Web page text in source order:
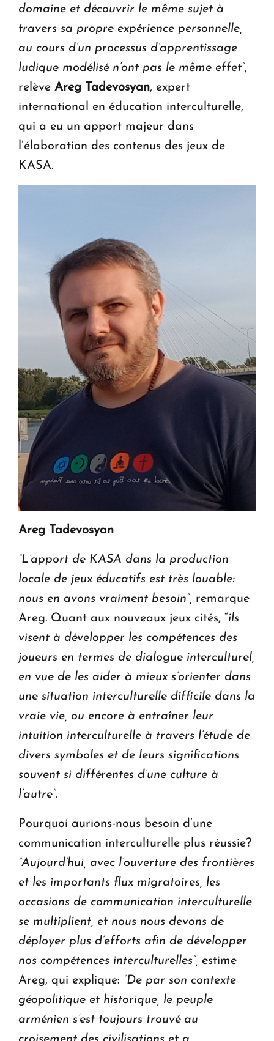
domaine et découvrir le même sujet à
travers sa propre expérience personnelle,
au cours d’un processus d’apprentissage
ludique modélisé n’ont pas le même effet”,
relève Areg Tadevosyan, expert
international en éducation interculturelle,
qui a eu un apport majeur dans
l’élaboration des contenus des jeux de
KASA.
Areg Tadevosyan
“L’apport de KASA dans la production
locale de jeux éducatifs est très louable:
nous en avons vraiment besoin”, remarque
Areg. Quant aux nouveaux jeux cités, “ils
visent à développer les compétences des
joueurs en termes de dialogue interculturel,
en vue de les aider à mieux s’orienter dans
une situation interculturelle difficile dans la
vraie vie, ou encore à entraîner leur
intuition interculturelle à travers l’étude de
divers symboles et de leurs significations
souvent si différentes d’une culture à
l’autre”.
Pourquoi aurions-nous besoin d’une
communication interculturelle plus réussie?
“Aujourd’hui, avec l’ouverture des frontières
et les importants flux migratoires, les
occasions de communication interculturelle
se multiplient, et nous nous devons de
déployer plus d’efforts afin de développer
nos compétences interculturelles”, estime
Areg, qui explique: “De par son contexte
géopolitique et historique, le peuple
arménien s’est toujours trouvé au